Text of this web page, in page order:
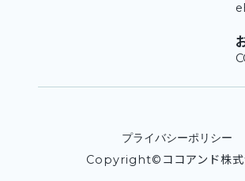
プライバシーポリシー
Copyright©ココアンド株式